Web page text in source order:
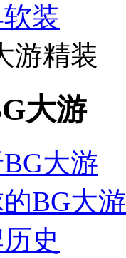
装
游精装
大游
大游
BG大游
史